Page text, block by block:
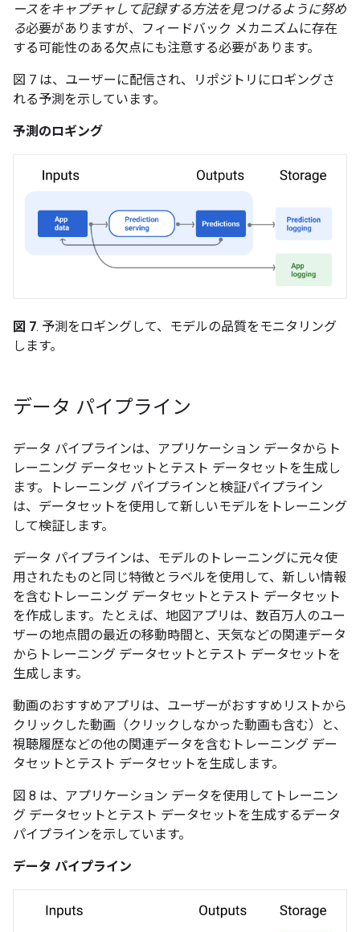
ースをキャプチャして記録する方法を見つけるように努め
る必要がありますが、フィードバック メカニズムに存在
する可能性のある欠点にも注意する必要があります。
図 7 は、ユーザーに配信され、リポジトリにロギングさ
れる予測を示しています。
予測のロギング
図 7. 予測をロギングして、モデルの品質をモニタリング
します。
データ パイプライン
データ パイプラインは、アプリケーション データからト
レーニング データセットとテスト データセットを生成し
ます。トレーニング パイプラインと検証パイプライン
は、データセットを使用して新しいモデルをトレーニング
して検証します。
データ パイプラインは、モデルのトレーニングに元々使
用されたものと同じ特徴とラベルを使用して、新しい情報
を含むトレーニング データセットとテスト データセット
を作成します。たとえば、地図アプリは、数百万人のユー
ザーの地点間の最近の移動時間と、天気などの関連データ
からトレーニング データセットとテスト データセットを
生成します。
動画のおすすめアプリは、ユーザーがおすすめリストから
クリックした動画（クリックしなかった動画も含む）と、
視聴履歴などの他の関連データを含むトレーニング デー
タセットとテスト データセットを生成します。
図 8 は、アプリケーション データを使用してトレーニン
グ データセットとテスト データセットを生成するデータ
パイプラインを示しています。
データ パイプライン